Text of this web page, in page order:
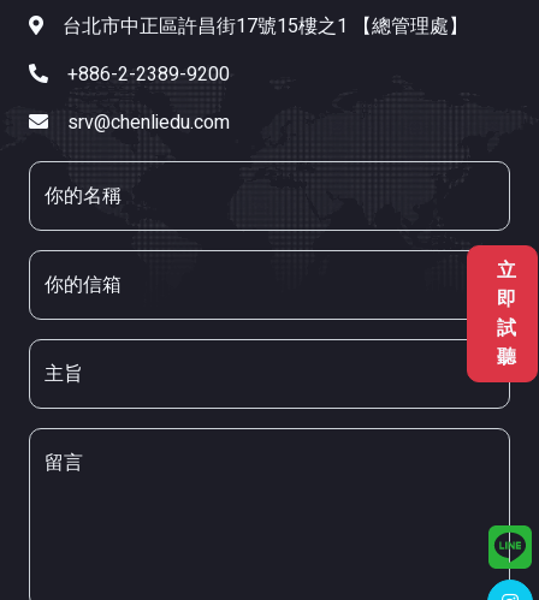
台北市中正區許昌街17號15樓之1 【總管理處】
+886-2-2389-9200
srv@chenliedu.com
你的名稱
你的信箱
主旨
留言
立
即
試
聽